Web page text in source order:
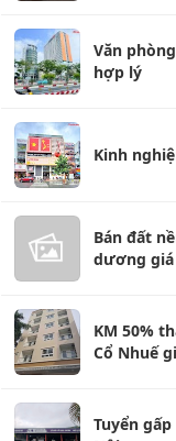
Văn
hợp lý
Kinh
Bán đất
dương
KM 50%
Cổ Nhuế
Tuyển